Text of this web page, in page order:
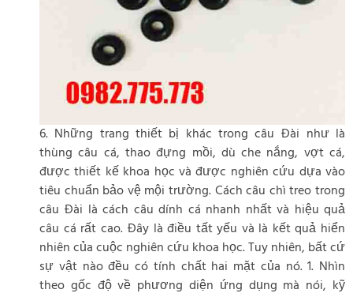
6. Những trang thiết bị khác trong câu Đài như là
thùng câu cá, thao đựng mồi, dù che nắng, vợt cá,
được thiết kế khoa học và được nghiên cứu dựa vào
tiêu chuẩn bảo vệ mội trường. Cách câu chì treo trong
câu Đài là cách câu dính cá nhanh nhất và hiệu quả
câu cá rất cao. Đây là điều tất yếu và là kết quả hiển
nhiên của cuộc nghiên cứu khoa học. Tuy nhiên, bất cứ
sự vật nào đều có tính chất hai mặt của nó. 1. Nhìn
theo gốc độ về phương diện ứng dụng mà nói, kỹ